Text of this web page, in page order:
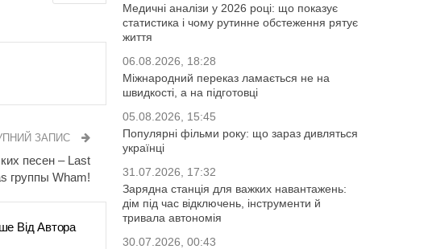
ЗАПИС
песен – Last
группы Wham!
Від Автора
Медичні аналізи у 2026 році: що показує
статистика і чому рутинне обстеження рятує
життя
06.08.2026, 18:28
Міжнародний переказ ламається не на
швидкості, а на підготовці
05.08.2026, 15:45
Популярні фільми року: що зараз дивляться
українці
31.07.2026, 17:32
Зарядна станція для важких навантажень:
дім під час відключень, інструменти й
тривала автономія
30.07.2026, 00:43